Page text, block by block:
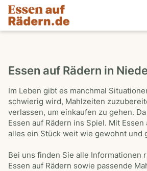
Essen auf Rädern in
Im Leben gibt es manchmal
schwierig wird, Mahlzeiten
verlassen, um einkaufen zu gehen.
Essen auf Rädern ins Spiel. Mit
alles ein Stück weit wie gewohnt und
Bei uns finden Sie alle Informationen
Essen auf Rädern sowie passende